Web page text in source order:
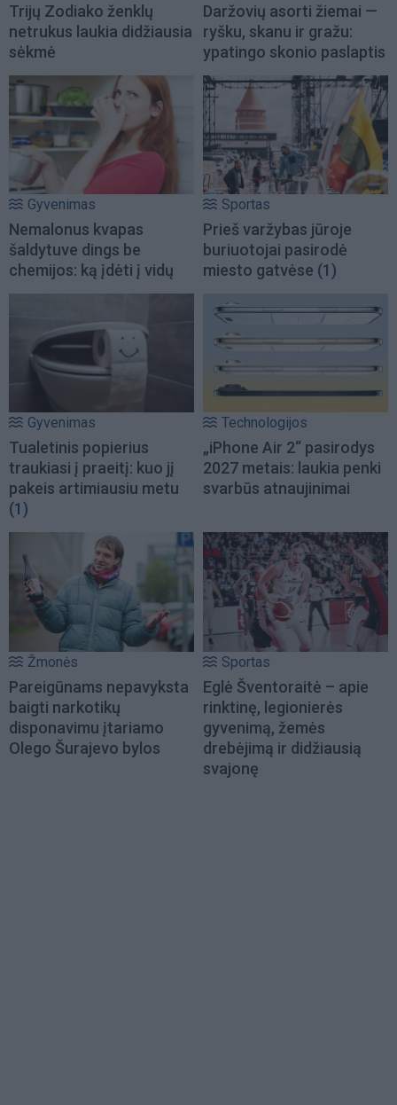
Trijų Zodiako ženklų
netrukus laukia didžiausia
sėkmė
Daržovių asorti žiemai —
ryšku, skanu ir gražu:
ypatingo skonio paslaptis
Gyvenimas
Nemalonus kvapas
šaldytuve dings be
chemijos: ką įdėti į vidų
Sportas
Prieš varžybas jūroje
buriuotojai pasirodė
miesto gatvėse (1)
Gyvenimas
Tualetinis popierius
traukiasi į praeitį: kuo jį
pakeis artimiausiu metu
(1)
Technologijos
„iPhone Air 2“ pasirodys
2027 metais: laukia penki
svarbūs atnaujinimai
Žmonės
Pareigūnams nepavyksta
baigti narkotikų
disponavimu įtariamo
Olego Šurajevo bylos
Sportas
Eglė Šventoraitė – apie
rinktinę, legionierės
gyvenimą, žemės
drebėjimą ir didžiausią
svajonę